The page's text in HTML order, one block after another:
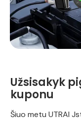
Užsisakyk
kuponu
Šiuo metu UTRAI